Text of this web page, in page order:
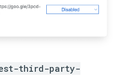
third-party-